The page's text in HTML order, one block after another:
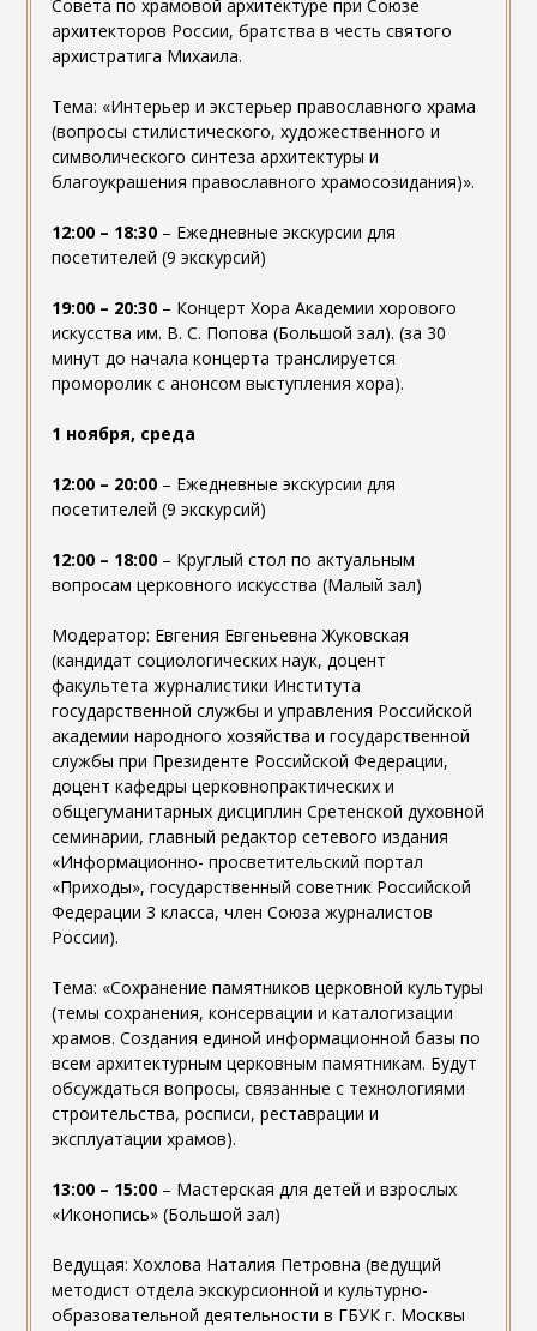
Совета по храмовой архитектуре при Союзе
архитекторов России, братства в честь святого
архистратига Михаила.
Тема: «Интерьер и экстерьер православного храма
(вопросы стилистического, художественного и
символического синтеза архитектуры и
благоукрашения православного храмосозидания)».
12:00 – 18:30– Ежедневные экскурсии для
посетителей (9 экскурсий)
19:00 – 20:30– Концерт Хора Академии хорового
искусства им. В. С. Попова (Большой зал). (за 30
минут до начала концерта транслируется
проморолик с анонсом выступления хора).
1 ноября, среда
12:00 – 20:00– Ежедневные экскурсии для
посетителей (9 экскурсий)
12:00 – 18:00– Круглый стол по актуальным
вопросам церковного искусства (Малый зал)
Модератор: Евгения Евгеньевна Жуковская
(кандидат социологических наук, доцент
факультета журналистики Института
государственной службы и управления Российской
академии народного хозяйства и государственной
службы при Президенте Российской Федерации,
доцент кафедры церковнопрактических и
общегуманитарных дисциплин Сретенской духовной
семинарии, главный редактор сетевого издания
«Информационно- просветительский портал
«Приходы», государственный советник Российской
Федерации 3 класса, член Союза журналистов
России).
Тема: «Сохранение памятников церковной культуры
(темы сохранения, консервации и каталогизации
храмов. Создания единой информационной базы по
всем архитектурным церковным памятникам. Будут
обсуждаться вопросы, связанные с технологиями
строительства, росписи, реставрации и
эксплуатации храмов).
13:00 – 15:00– Мастерская для детей и взрослых
«Иконопись» (Большой зал)
Ведущая: Хохлова Наталия Петровна (ведущий
методист отдела экскурсионной и культурно-
образовательной деятельности в ГБУК г. Москвы